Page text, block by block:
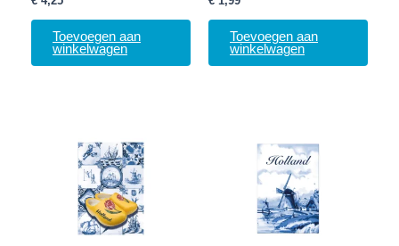
Toevoegen aan
winkelwagen
Toevoegen aan
winkelwagen